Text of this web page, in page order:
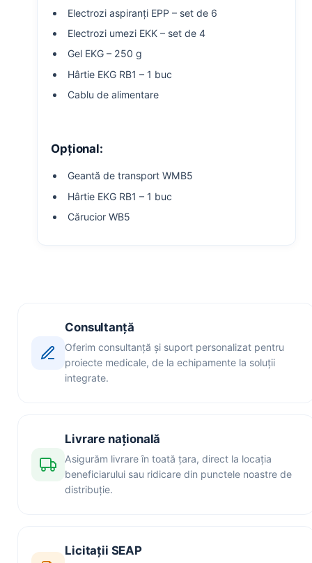
Electrozi aspiranți EPP – set de 6
Electrozi umezi EKK – set de 4
Gel EKG – 250 g
Hârtie EKG RB1 – 1 buc
Cablu de alimentare
Opțional:
Geantă de transport WMB5
Hârtie EKG RB1 – 1 buc
Cărucior WB5
Consultanță
Oferim consultanță și suport personalizat pentru
proiecte medicale, de la echipamente la soluții
integrate.
Livrare națională
Asigurăm livrare în toată țara, direct la locația
beneficiarului sau ridicare din punctele noastre de
distribuție.
Licitații SEAP